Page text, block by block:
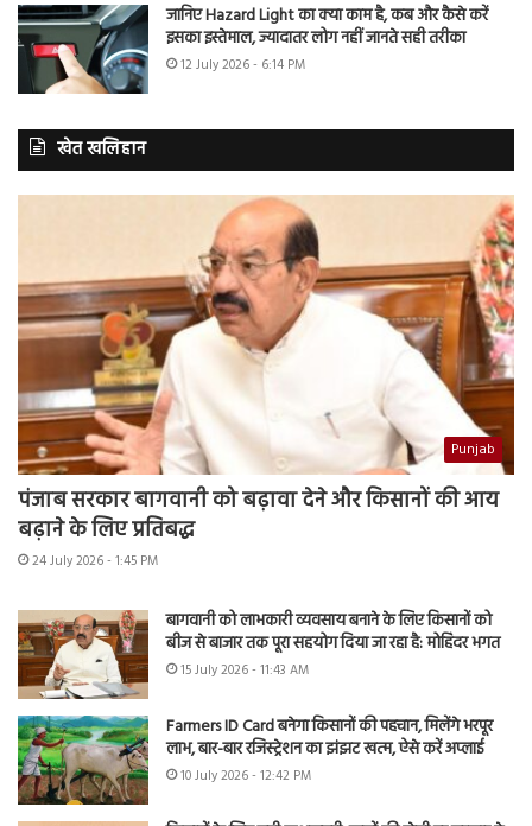
जानिए Hazard Light का क्या काम है, कब और कैसे करें
इसका इस्तेमाल, ज्यादातर लोग नहीं जानते सही तरीका
12 July 2026 - 6:14 PM
खेत खलिहान
Punjab
पंजाब सरकार बागवानी को बढ़ावा देने और किसानों की आय
बढ़ाने के लिए प्रतिबद्ध
24 July 2026 - 1:45 PM
बागवानी को लाभकारी व्यवसाय बनाने के लिए किसानों को
बीज से बाजार तक पूरा सहयोग दिया जा रहा है: मोहिंदर भगत
15 July 2026 - 11:43 AM
Farmers ID Card बनेगा किसानों की पहचान, मिलेंगे भरपूर
लाभ, बार-बार रजिस्ट्रेशन का झंझट खत्म, ऐसे करें अप्लाई
10 July 2026 - 12:42 PM